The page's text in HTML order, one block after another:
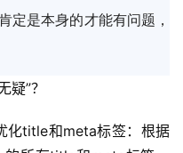
定是本身的才能有问题，
疑”？
化title和meta标签：根据